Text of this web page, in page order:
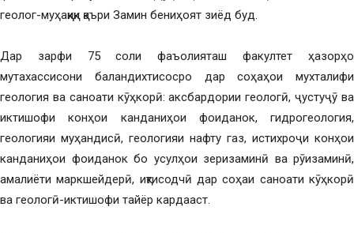
геолог-муҳаққиқи қаъри Замин бениҳоят зиёд буд.
Дар зарфи 75 соли фаъолияташ факултет ҳазорҳо
мутахассисони баландихтисосро дар соҳаҳои мухталифи
геология ва саноати кӯҳкорӣ: аксбардории геологӣ, ҷустуҷӯ ва
иктишофи конҳои канданиҳои фоиданок, гидрогеология,
геологияи муҳандисӣ, геологияи нафту газ, истихроҷи конҳои
канданиҳои фоиданок бо усулҳои зеризаминӣ ва рӯизаминӣ,
амалиёти маркшейдерӣ, иқтисодчӣ дар соҳаи саноати кӯҳкорӣ
ва геологӣ-иктишофи тайёр кардааст.